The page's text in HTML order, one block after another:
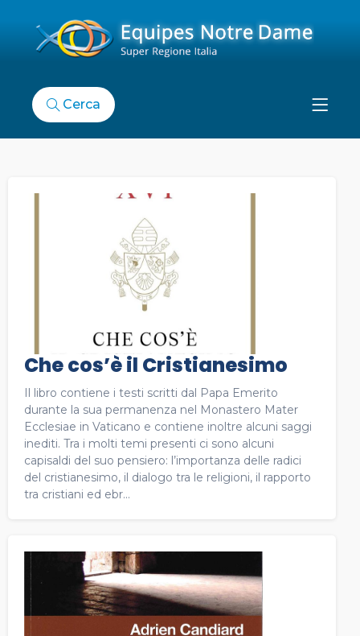
Cerca
Che cos’è il Cristianesimo
Il libro contiene i testi scritti dal Papa Emerito
durante la sua permanenza nel Monastero Mater
Ecclesiae in Vaticano e contiene inoltre alcuni saggi
inediti. Tra i molti temi presenti ci sono alcuni
capisaldi del suo pensiero: l’importanza delle radici
del cristianesimo, il dialogo tra le religioni, il rapporto
tra cristiani ed ebr...